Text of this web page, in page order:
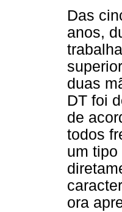
Das
anos,
duas
DT foi
de
todos
um
ora